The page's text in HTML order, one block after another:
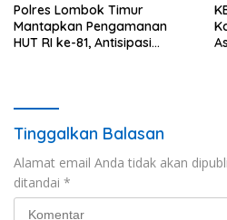
Polres Lombok Timur
Mantapkan Pengamanan
HUT RI ke-81, Antisipasi
Tinggalkan Balasan
Alamat email Anda tidak akan
ditandai *